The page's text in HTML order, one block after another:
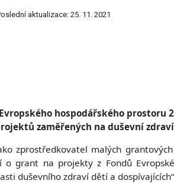
aktualizace: 25. 11. 2021
hospodářského prostoru
zaměřených na duševní
zprostředkovatel malých
grant na projekty z Fondů
duševního zdraví dětí a